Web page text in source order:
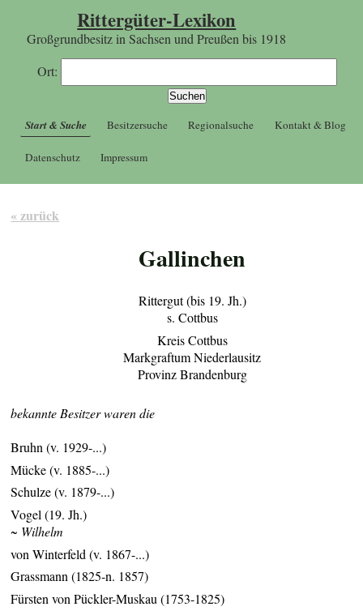
Rittergüter-Lexikon
Großgrundbesitz in Sachsen und Preußen bis 1918
Ort:
Start & Suche Besitzersuche Regionalsuche Kontakt & Blog
Datenschutz Impressum
« zurück
Gallinchen
Rittergut (bis 19. Jh.)
s. Cottbus
Kreis Cottbus
Markgraftum Niederlausitz
Provinz Brandenburg
bekannte Besitzer waren die
Bruhn (v. 1929-...)
Mücke (v. 1885-...)
Schulze (v. 1879-...)
Vogel (19. Jh.)
~ Wilhelm
von Winterfeld (v. 1867-...)
Grassmann (1825-n. 1857)
Fürsten von Pückler-Muskau (1753-1825)